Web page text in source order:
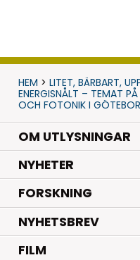
HEM > LITET, BÄRBART,
ENERGISNÅLT – TEMAT
OCH FOTONIK I
OM UTLYSNINGAR
NYHETER.
FORSKNING.
NYHETSBREV
FILM